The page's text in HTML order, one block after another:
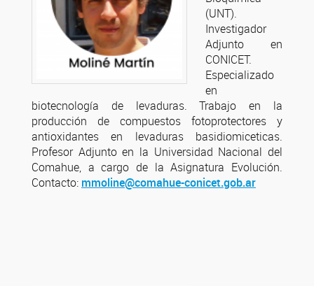
(UNT).
Investigador
Adjunto en
CONICET.
Especializado
en
biotecnología de levaduras. Trabajo en la
producción de compuestos fotoprotectores y
antioxidantes en levaduras basidiomiceticas.
Profesor Adjunto en la Universidad Nacional del
Comahue, a cargo de la Asignatura Evolución.
Contacto: mmoline@comahue-conicet.gob.ar